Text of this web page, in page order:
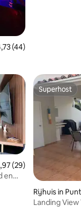
beoordeling
(44)
beoordeling
(29)
en
Superhost
Superhost
Rijhuis in
Landing View